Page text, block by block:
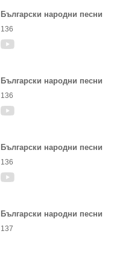
Български народни песни
136
Български народни песни
136
Български народни песни
136
Български народни песни
137